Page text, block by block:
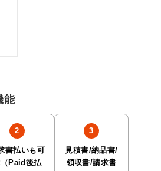
能
書払いも可
Paid後払
見積書/納品書/
領収書/請求書